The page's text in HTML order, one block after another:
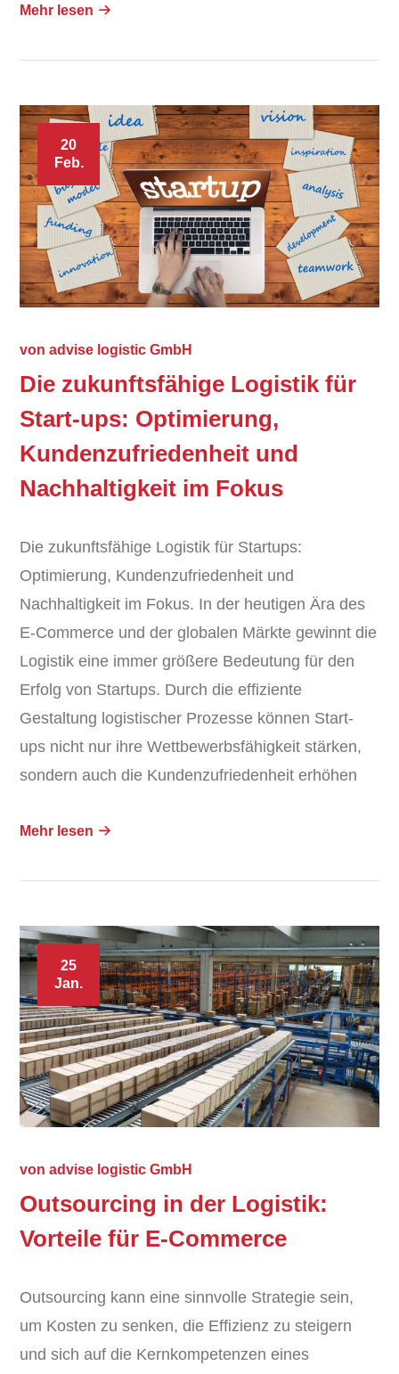
Mehr lesen
20
Feb.
vonadvise logistic GmbH
Die zukunftsfähige Logistik für
Start-ups: Optimierung,
Kundenzufriedenheit und
Nachhaltigkeit im Fokus
Die zukunftsfähige Logistik für Startups:
Optimierung, Kundenzufriedenheit und
Nachhaltigkeit im Fokus. In der heutigen Ära des
E-Commerce und der globalen Märkte gewinnt die
Logistik eine immer größere Bedeutung für den
Erfolg von Startups. Durch die effiziente
Gestaltung logistischer Prozesse können Start-
ups nicht nur ihre Wettbewerbsfähigkeit stärken,
sondern auch die Kundenzufriedenheit erhöhen
Mehr lesen
25
Jan.
vonadvise logistic GmbH
Outsourcing in der Logistik:
Vorteile für E-Commerce
Outsourcing kann eine sinnvolle Strategie sein,
um Kosten zu senken, die Effizienz zu steigern
und sich auf die Kernkompetenzen eines